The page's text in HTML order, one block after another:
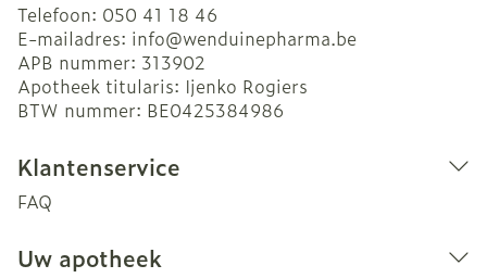
Telefoon: 050 41 18 46
E-mailadres: info@wenduinepharma.be
APB nummer: 313902
Apotheek titularis: Ijenko Rogiers
BTW nummer: BE0425384986
Klantenservice
FAQ
Uw apotheek